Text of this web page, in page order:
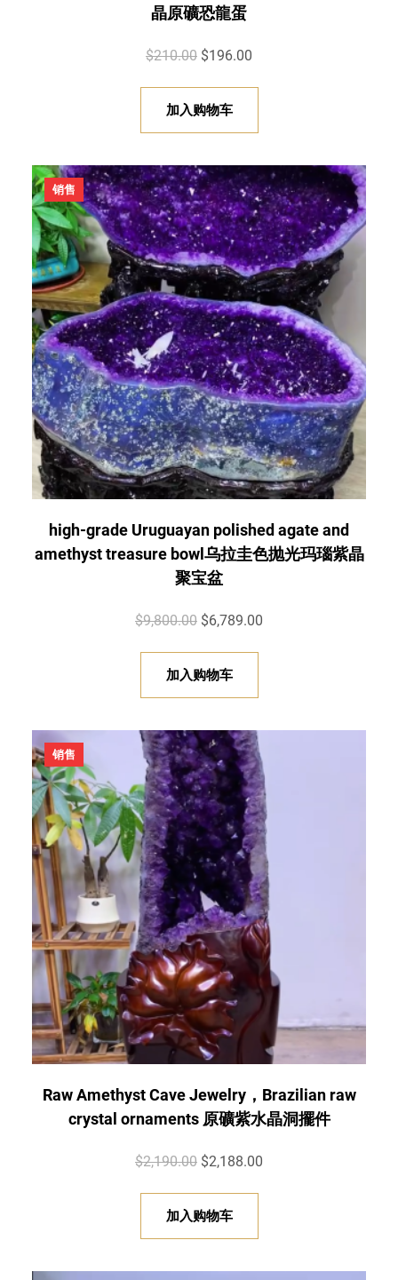
晶原礦恐龍蛋
$210.00 原
为
：
2
1
0
.
0
0
。
$196.00
格
：
$
1
9
6
.
0
0
。
加入购物车
销售 促
销
产
品
high-grade Uruguayan polished agate and
amethyst treasure bowl乌拉圭色抛光玛瑙紫晶
聚宝盆
$9,800.00 原
为
：
9
,
8
0
0
.
0
0
。
$6,789.00
$
6
,
7
8
9
.
0
0
。
加入购物车
销售
销
产
品
Raw Amethyst Cave Jewelry，Brazilian raw
crystal ornaments 原礦紫水晶洞擺件
$2,190.00 原
为
：
$2,188.00
加入购物车